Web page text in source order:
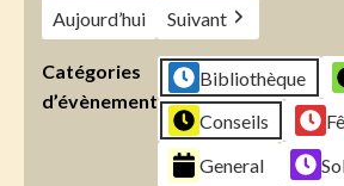
Aujourd’hui Suivant
Catégories
d’évènement
Bibliothèque
Conseils
General